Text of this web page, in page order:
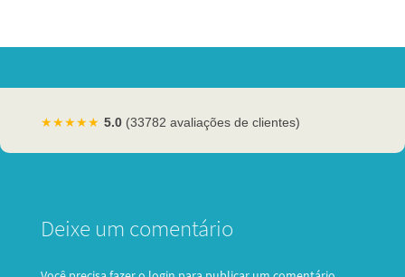
★★★★★ 5.0 (33782 avaliações de clientes)
Deixe um comentário